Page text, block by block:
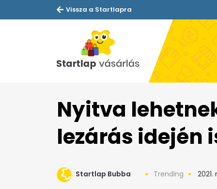
Vissza a Startlapra
Nyitva
lezárás idején
Startlap Bubba Trending 2021.